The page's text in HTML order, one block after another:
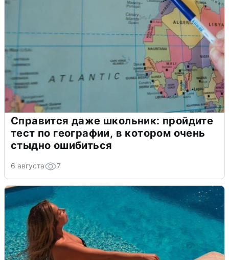
Справится даже школьник: пройдите
тест по географии, в котором очень
стыдно ошибиться
6 августа 7